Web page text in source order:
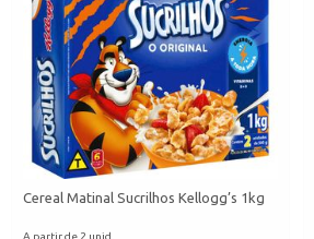
Cereal Matinal Sucrilhos Kellogg’s 1kg
A partir de 2 unid.